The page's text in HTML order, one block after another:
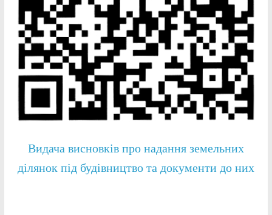
Видача висновків про надання земельних
ділянок під будівництво та документи до них